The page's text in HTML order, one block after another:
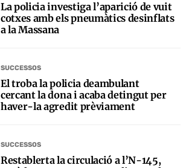
La policia investiga l’aparició de vuit
cotxes amb els pneumàtics desinflats
a la Massana
SUCCESSOS
El troba la policia deambulant
cercant la dona i acaba detingut per
haver-la agredit prèviament
SUCCESSOS
Restablerta la circulació a l’N-145,